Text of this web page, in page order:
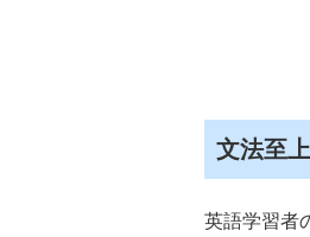
文法至
英語学習者